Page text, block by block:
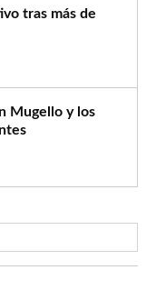
tras más de
Mugello y los